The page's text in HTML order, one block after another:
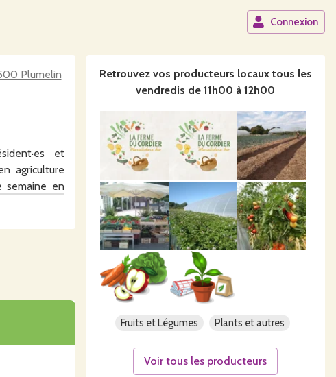
Connexion
Plumelin
et
agriculture
semaine en
distribués
Retrouvez vos producteurs locaux tous les
vendredis de 11h00 à 12h00
Fruits et Légumes Plants et autres
Voir tous les producteurs